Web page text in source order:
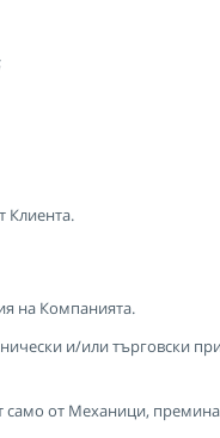
Клиента.
на Компанията.
и/или търговски
само от Механици,